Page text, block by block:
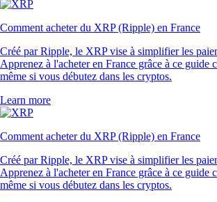
Comment acheter du XRP (Ripple) en France
Créé par Ripple, le XRP vise à simplifier les
Apprenez à l'acheter en France grâce à ce guide
même si vous débutez dans les cryptos.
Learn more
Comment acheter du XRP (Ripple) en France
Créé par Ripple, le XRP vise à simplifier les
Apprenez à l'acheter en France grâce à ce guide
même si vous débutez dans les cryptos.